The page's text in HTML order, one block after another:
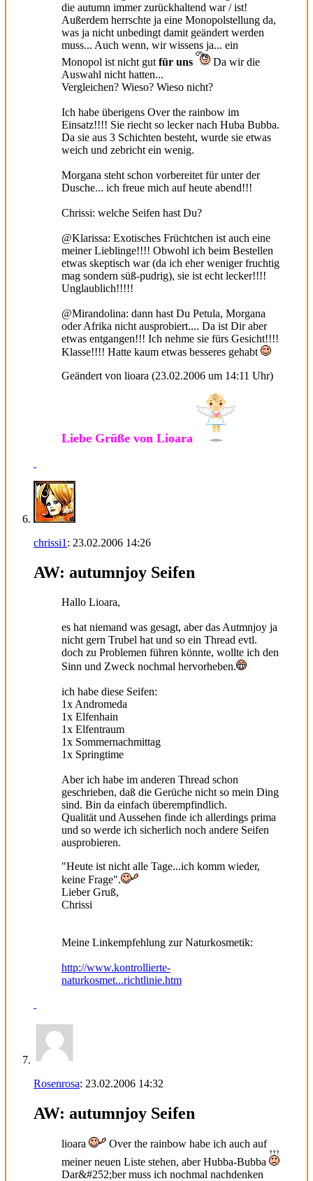
die autumn immer zurückhaltend war / ist!
Außerdem herrschte ja eine Monopolstellung da,
was ja nicht unbedingt damit geändert werden
muss... Auch wenn, wir wissens ja... ein
Monopol ist nicht gut für uns
Da wir die
Auswahl nicht hatten...
Vergleichen? Wieso? Wieso nicht?
Ich habe überigens Over the rainbow im
Einsatz!!!! Sie riecht so lecker nach Huba Bubba.
Da sie aus 3 Schichten besteht, wurde sie etwas
weich und zebricht ein wenig.
Morgana steht schon vorbereitet für unter der
Dusche... ich freue mich auf heute abend!!!
Chrissi: welche Seifen hast Du?
@Klarissa: Exotisches Früchtchen ist auch eine
meiner Lieblinge!!!! Obwohl ich beim Bestellen
etwas skeptisch war (da ich eher weniger fruchtig
mag sondern süß-pudrig), sie ist echt lecker!!!!
Unglaublich!!!!!
@Mirandolina: dann hast Du Petula, Morgana
oder Afrika nicht ausprobiert.... Da ist Dir aber
etwas entgangen!!! Ich nehme sie fürs Gesicht!!!!
Klasse!!!! Hatte kaum etwas besseres gehabt
Geändert von lioara (23.02.2006 um 14:11 Uhr)
Liebe Grüße von Lioara
chrissi1 : 23.02.2006 14:26
AW: autumnjoy Seifen
Hallo Lioara,
es hat niemand was gesagt, aber das Autmnjoy ja
nicht gern Trubel hat und so ein Thread evtl.
doch zu Problemen führen könnte, wollte ich den
Sinn und Zweck nochmal hervorheben.
ich habe diese Seifen:
1x Andromeda
1x Elfenhain
1x Elfentraum
1x Sommernachmittag
1x Springtime
Aber ich habe im anderen Thread schon
geschrieben, daß die Gerüche nicht so mein Ding
sind. Bin da einfach überempfindlich.
Qualität und Aussehen finde ich allerdings prima
und so werde ich sicherlich noch andere Seifen
ausprobieren.
"Heute ist nicht alle Tage...ich komm wieder,
keine Frage".
Lieber Gruß,
Chrissi
Meine Linkempfehlung zur Naturkosmetik:
http://www.kontrollierte-
naturkosmet...richtlinie.htm
Rosenrosa: 23.02.2006 14:32
AW: autumnjoy Seifen
lioara
Over the rainbow habe ich auch auf
meiner neuen Liste stehen, aber Hubba-Bubba
Dar&#252;ber muss ich nochmal nachdenken